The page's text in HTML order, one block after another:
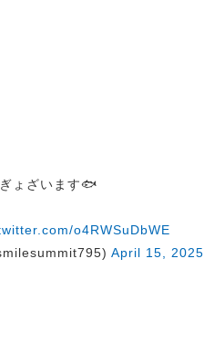
ょざいます🐟
o4RWSuDbWE
April 15, 2025